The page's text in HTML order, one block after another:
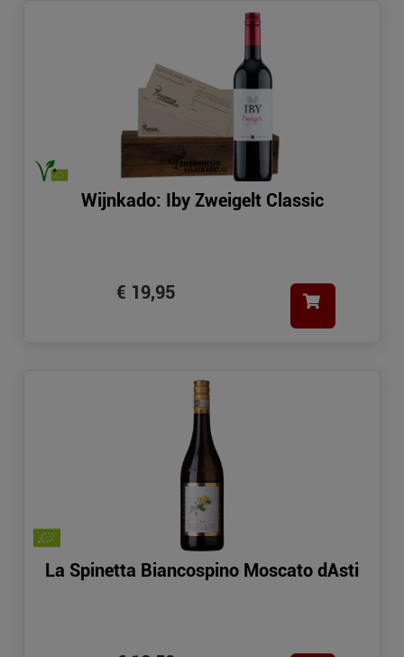
Wijnkado: Iby Zweigelt Classic
€ 19,95
La Spinetta Biancospino Moscato dAsti